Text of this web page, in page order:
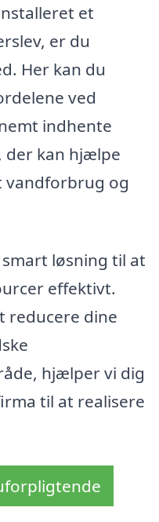
et
er du
Her kan du
ved
indhente
der kan hjælpe
vandforbrug og
løsning til at
effektivt.
reducere dine
hjælper vi dig
til at realisere